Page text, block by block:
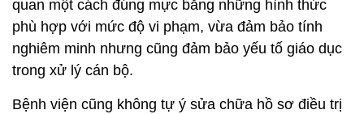
quan một cách đúng mực bằng những hình thức
phù hợp với mức độ vi phạm, vừa đảm bảo tính
nghiêm minh nhưng cũng đảm bảo yếu tố giáo dục
trong xử lý cán bộ.
Bệnh viện cũng không tự ý sửa chữa hồ sơ điều trị